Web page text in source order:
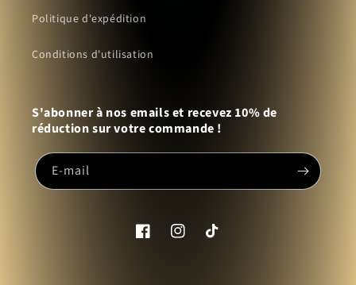
Politique d'expédition
Conditions d'utilisation
S'abonner à nos emails et recevez 10% de
réduction sur votre commande !
E-mail
FacebookInstagramTikTok